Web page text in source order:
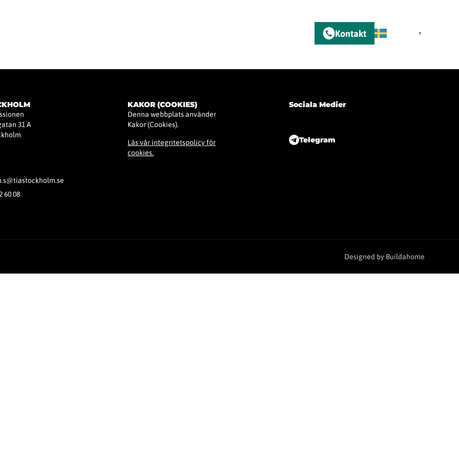
Kontakt ▼
31 A
60 08
KAKOR (COOKIES)
Denna webbplats använder
Kakor (Cookies).
Läs vår integritetspolicy för
cookies.
Sociala Medier
Telegram
Designed by Buildahome